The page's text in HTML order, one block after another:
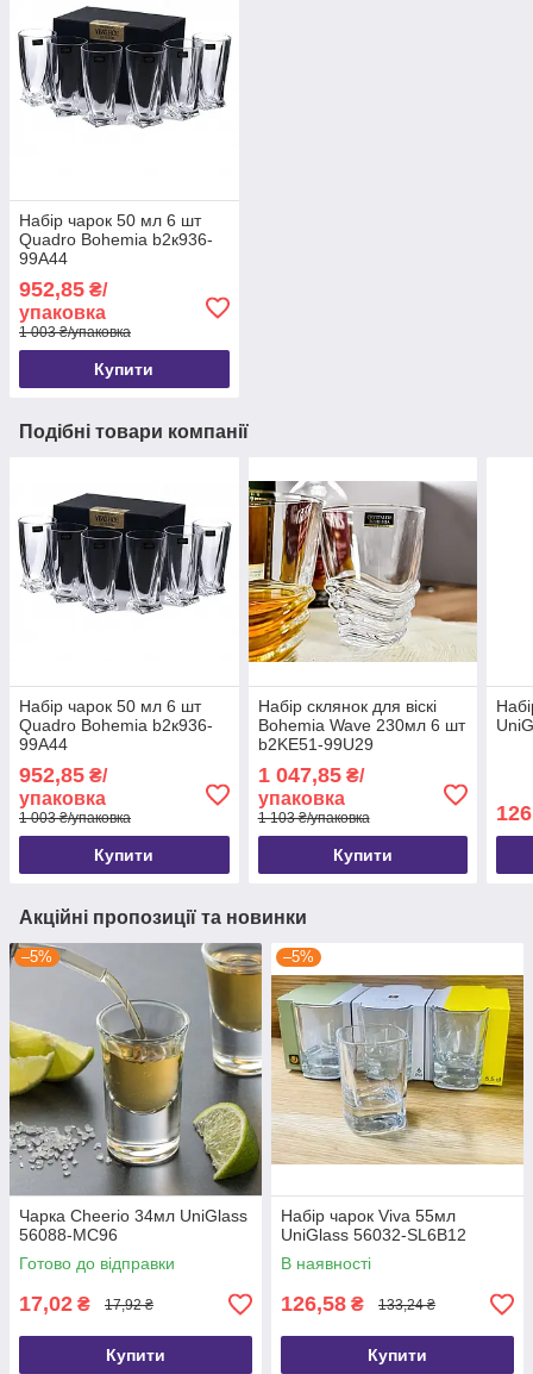
Набір чарок 50 мл 6 шт
Quadro Bohemia b2к936-
99А44
952,85 ₴/
упаковка
1 003 ₴/упаковка
Купити
Подібні товари компанії
Набір чарок 50 мл 6 шт
Quadro Bohemia b2к936-
99А44
952,85 ₴/
упаковка
1 003 ₴/упаковка
Купити
Набір склянок для віскі
Bohemia Wave 230мл 6 шт
b2KE51-99U29
1 047,85₴/
упаковка
1 103 ₴/упаковка
Купити
Акційні пропозиції та новинки
–5%
Чарка Cheerio 34мл UniGlass
56088-MC96
Готово до відправки
17,02 ₴ 17,92 ₴
Купити
–5%
Набір чарок Viva 55мл
UniGlass 56032-SL6B12
В наявності
126,58 ₴ 133,24 ₴
Купити